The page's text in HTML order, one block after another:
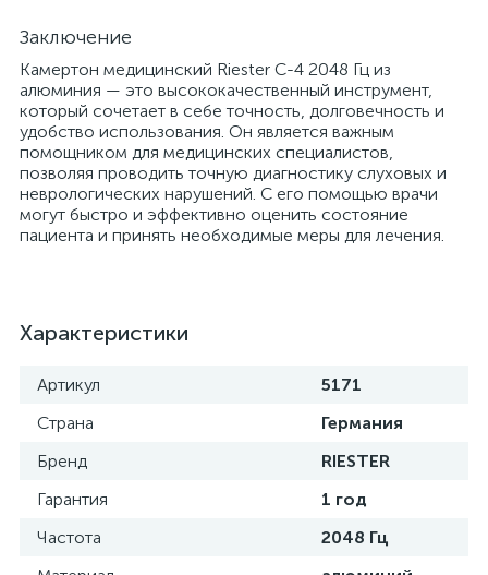
Заключение
Камертон медицинский Riester С-4 2048 Гц из
алюминия — это высококачественный инструмент,
который сочетает в себе точность, долговечность и
удобство использования. Он является важным
помощником для медицинских специалистов,
позволяя проводить точную диагностику слуховых и
неврологических нарушений. С его помощью врачи
могут быстро и эффективно оценить состояние
пациента и принять необходимые меры для лечения.
Характеристики
Артикул
5171
Страна
Германия
Бренд
RIESTER
Гарантия
1 год
Частота
2048 Гц